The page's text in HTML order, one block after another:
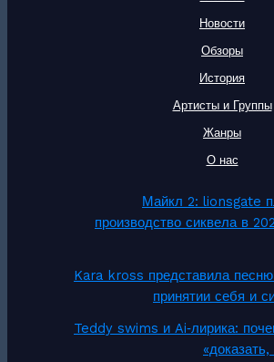
Новости
Обзоры
История
Артисты и Группы
Жанры
О нас
Майкл 2: lionsgate
производство сиквела в
Kara kross представила
принятии себя и
Teddy swims и Ai‑лирика: